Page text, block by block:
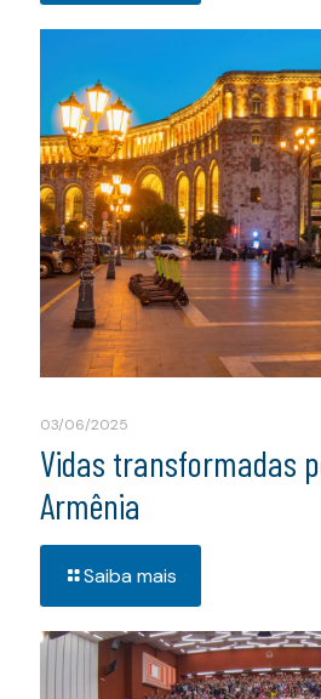
03/06/2025
Vidas transformadas
Armênia
Saiba mais